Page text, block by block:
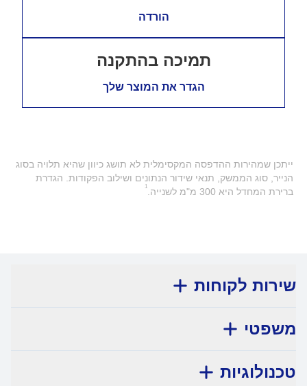
הורדה
תמיכה בהתקנה
הגדר את המוצר שלך
ייתכן שמהירות ההדפסה המקסימלית לא תושג כיוון שהיא תלויה בסוג
הנייר, סוג הממשק, תנאי שידור הנתונים ושילוב הפקודות. הגדרת
ברירת המחדל היא 300 מ"מ לשנייה.
1
שירות לקוחות
משפטי
טכנולוגיות